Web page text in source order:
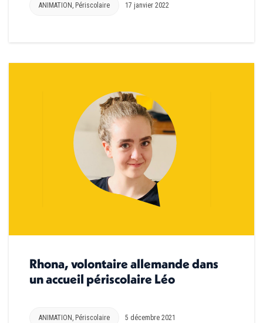
ANIMATION , Périscolaire 17 janvier 2022
Rhona, volontaire allemande dans
un accueil périscolaire Léo
ANIMATION , Périscolaire 5 décembre 2021